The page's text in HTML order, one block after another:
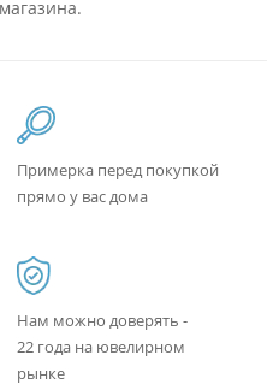
Примерка перед покупкой
прямо у вас дома
Нам можно доверять -
22 года на ювелирном
рынке